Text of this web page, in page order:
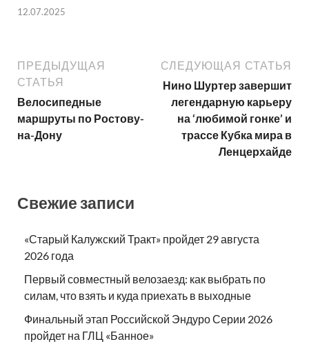
12.07.2025
ПРЕДЫДУЩАЯ
СТАТЬЯ
Велосипедные
маршруты по Ростову-
на-Дону
СЛЕДУЮЩАЯ СТАТЬЯ
Нино Шуртер завершит
легендарную карьеру
на ‘любимой гонке’ и
трассе Кубка мира в
Ленцерхайде
Свежие записи
«Старый Калужский Тракт» пройдет 29 августа
2026 года
Первый совместный велозаезд: как выбрать по
силам, что взять и куда приехать в выходные
Финальный этап Российской Эндуро Серии 2026
пройдет на ГЛЦ «Банное»